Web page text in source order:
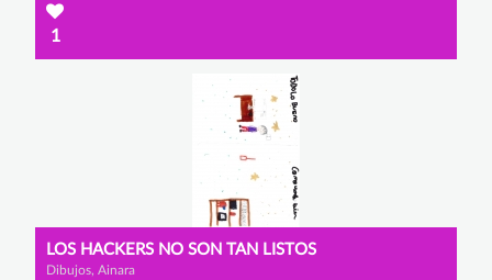
1
LOS HACKERS NO SON TAN LISTOS
Dibujos, Ainara